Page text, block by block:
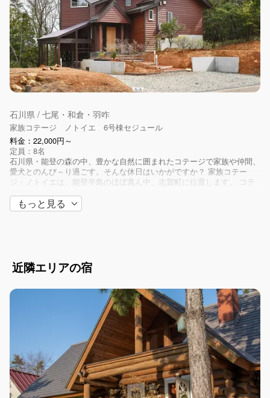
石川県 / 七尾・和倉・羽咋
家族コテージ ノトイエ 6号棟セジュール
料金：22,000円～
定員：8名
石川県・能登の森の中、豊かな自然に囲まれたコテージで家族や仲間、
愛犬とのんび～り過ごす。そんな休日はいかがですか？ 家族コテー
ジ・ノトイエは、能登半島のほぼ真ん中、志賀町に位置します。 コテ
もっと見る
近隣エリアの宿